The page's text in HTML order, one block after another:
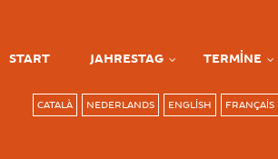
START JAHRESTAG TERMINE
CATALÀ NEDERLANDS ENGLISH FRANÇAIS